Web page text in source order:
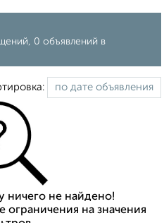
0 объявлений в
ничего не найдено!
ограничения на значения